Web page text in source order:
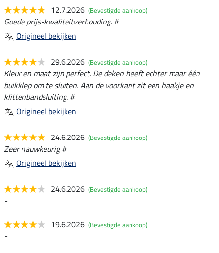
12.7.2026 (Bevestigde aankoop)
Goede prijs-kwaliteitverhouding. #
Origineel bekijken
29.6.2026 (Bevestigde aankoop)
Kleur en maat zijn perfect. De deken heeft echter maar één
buikklep om te sluiten. Aan de voorkant zit een haakje en
klittenbandsluiting. #
Origineel bekijken
24.6.2026 (Bevestigde aankoop)
Zeer nauwkeurig #
Origineel bekijken
24.6.2026 (Bevestigde aankoop)
-
19.6.2026 (Bevestigde aankoop)
-